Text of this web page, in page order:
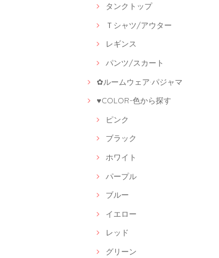
タンクトップ
Ｔシャツ/アウター
レギンス
パンツ/スカート
✿ルームウェア·パジャマ
♥COLOR-色から探す
ピンク
ブラック
ホワイト
パープル
ブルー
イエロー
レッド
グリーン